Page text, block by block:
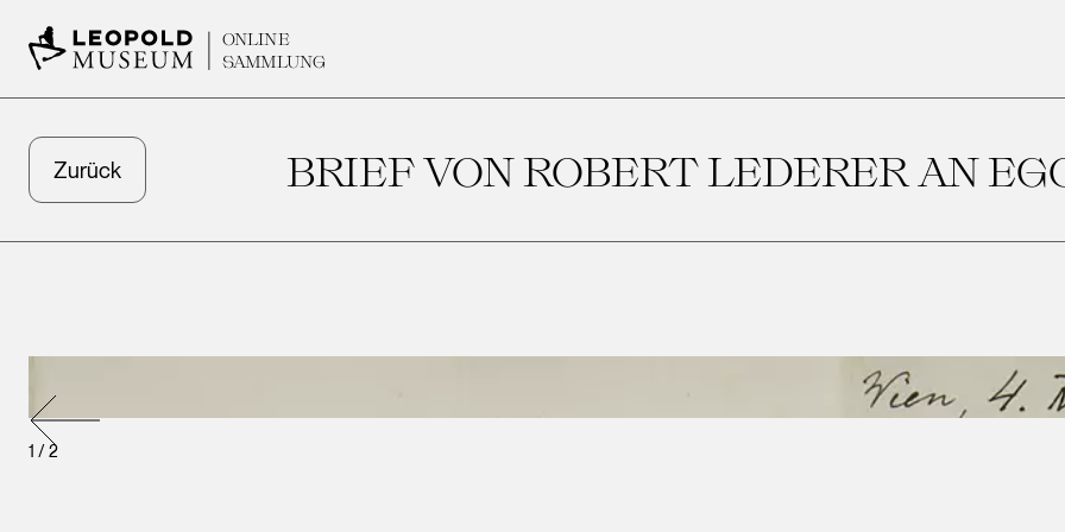
ONLINE
SAMMLUNG
Zurück BRIEF VON ROBERT LEDERER AN
1 /2